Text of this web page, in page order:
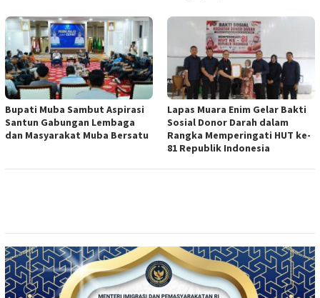
Bupati Muba Sambut Aspirasi
Santun Gabungan Lembaga
dan Masyarakat Muba Bersatu
Lapas Muara Enim Gelar Bakti
Sosial Donor Darah dalam
Rangka Memperingati HUT ke-
81 Republik Indonesia